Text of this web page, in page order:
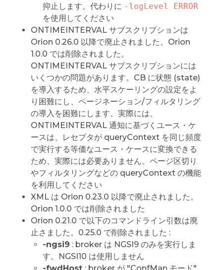
抑止します。代わりに -logLevel ERROR
を使用してください
ONTIMEINTERVAL サブスクリプションは
Orion 0.26.0 以降で廃止されました。Orion
1.0.0 では削除されました。
ONTIMEINTERVAL サブスクリプションには
いくつかの問題があります。CB に状態 (state)
を導入するため、水平スケーリングの設定をよ
り困難にし、ページネーション/フィルタリング
の導入を困難にします。実際には、
ONTIMEINTERVAL 通知に基づくユース・ケ
ースは、レセプタが queryContext を同じ頻度
で実行する等価なユース・ケースに変換できる
ため、実際には必要ありません。ページ区切り
やフィルタリングなどの queryContext の機能
を利用してください
XML は Orion 0.23.0 以降で廃止されました。
Orion 1.0.0 では削除されました
Orion 0.21.0 で以下のコマンドライン引数は廃
止さました。0.25.0 で削除されました :
-ngsi9 : broker は NGSI9 のみを実行しま
す。NGSI10 は使用しません